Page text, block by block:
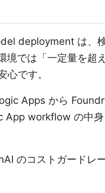
deployment は、
では「一定量を超
心です。
Apps から
App workflow の中
のコストガードレ